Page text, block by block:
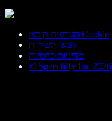
העדפות קובצי Cookie
תנאי השירות
מדיניות פרטיות
© Speechify Inc 2026